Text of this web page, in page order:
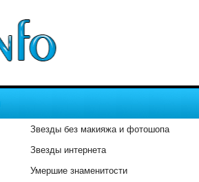
Звезды без макияжа и фотошопа
Звезды интернета
Умершие знаменитости